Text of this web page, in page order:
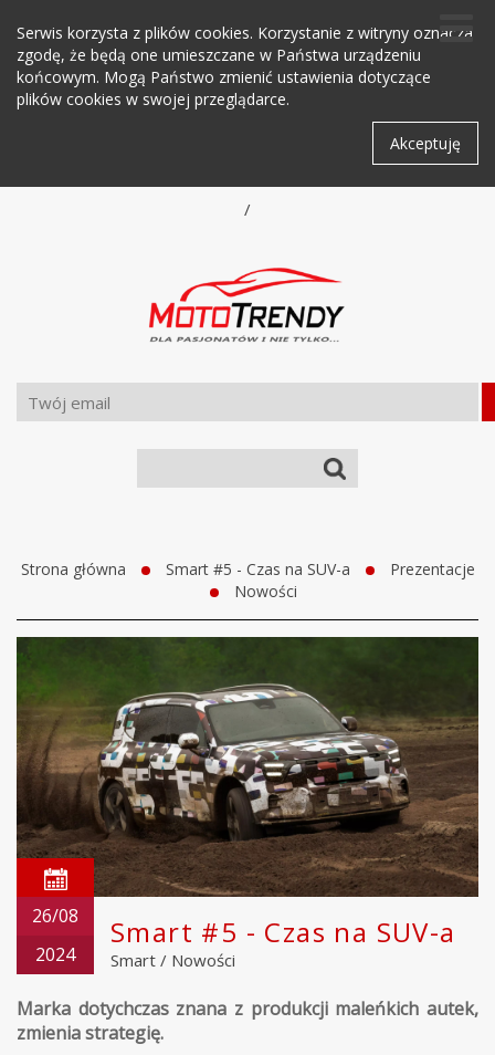
Serwis korzysta z plików cookies. Korzystanie z witryny oznacza
zgodę, że będą one umieszczane w Państwa urządzeniu
końcowym. Mogą Państwo zmienić ustawienia dotyczące
plików cookies w swojej przeglądarce.
Akceptuję
/
Strona główna Smart #5 - Czas na SUV-a
Prezentacje
Nowości
26/08
2024
Smart #5 - Czas na SUV-a
Smart / Nowości
Marka dotychczas znana z produkcji maleńkich autek,
zmienia strategię.